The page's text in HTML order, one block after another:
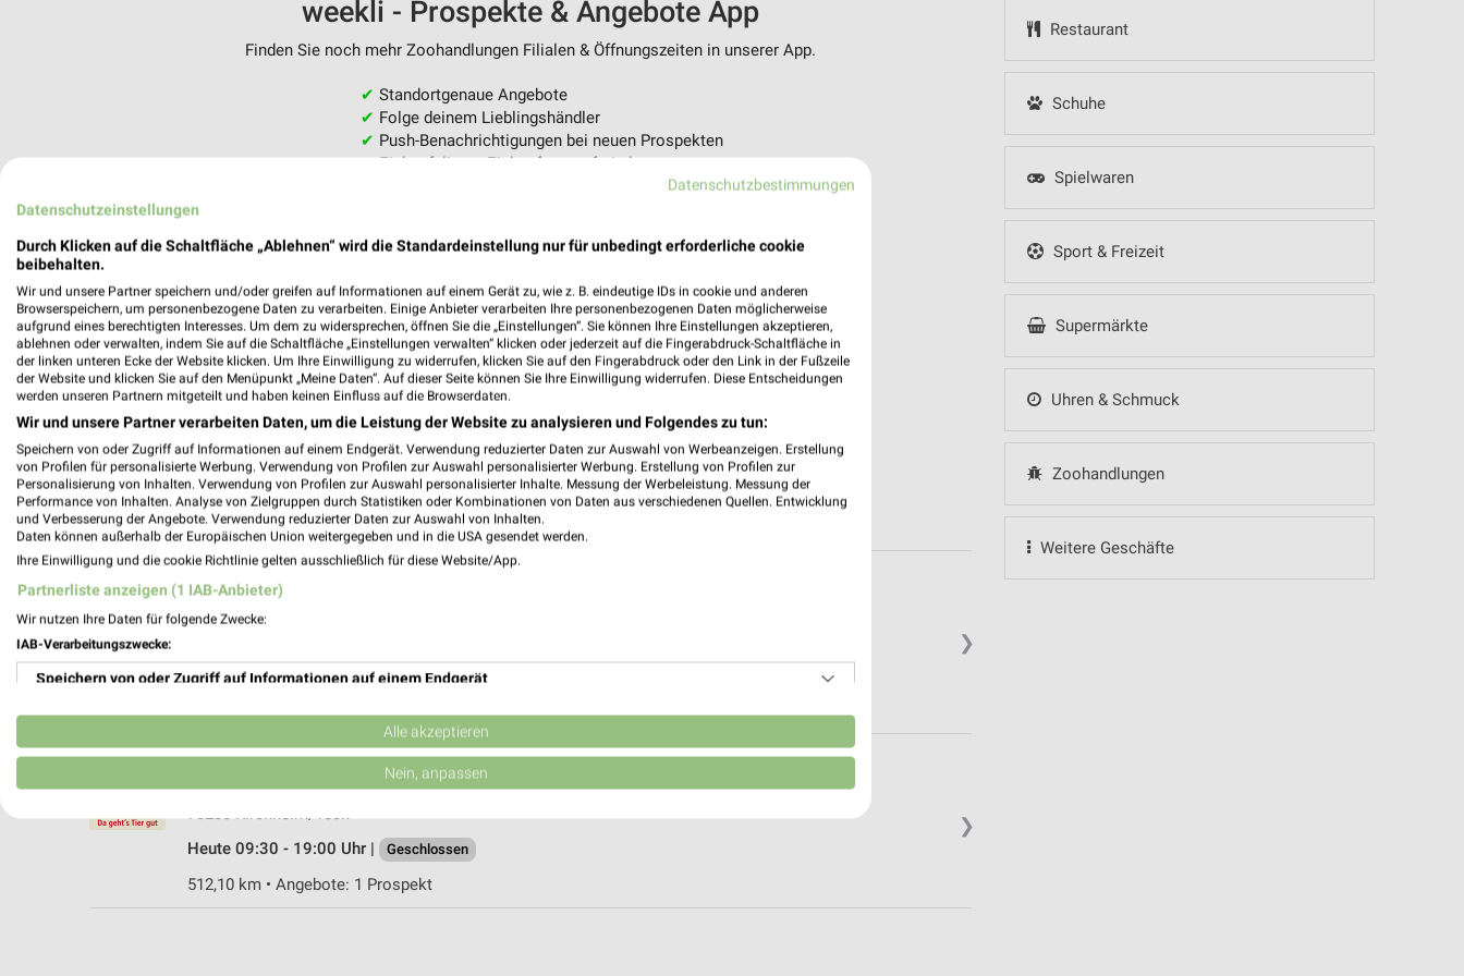
Restaurant
Schuhe
Spielwaren
Sport & Freizeit
Supermärkte
Uhren & Schmuck
Zoohandlungen
Weitere Geschäfte
weekli - Prospekte & Angebote App
Finden Sie noch mehr Zoohandlungen Filialen & Öffnungszeiten in unserer App.
✔ Standortgenaue Angebote
✔ Folge deinem Lieblingshändler
✔ Push-Benachrichtigungen bei neuen Prospekten
✔Einkaufsliste - Einkauf stressfrei planen
❯
Fressnapf Metzingen
72555 Metzingen
Heute 09:00 - 20:00 Uhr | Geschlossen
❯
ZOO & Co. Kirchheim Kirchheim/Teck
Schlierbacher Str. 66
73230 Kirchheim/Teck
Heute 09:30 - 19:00 Uhr |
Geschlossen
512,10 km • Angebote: 1 Prospekt
Datenschutzbestimmungen
Datenschutzeinstellungen
Durch Klicken auf die Schaltfläche „Ablehnen“ wird die Standardeinstellung nur für unbedingt erforderliche cookie
beibehalten.
Wir und unsere Partner speichern und/oder greifen auf Informationen auf einem Gerät zu, wie z. B. eindeutige IDs in cookie und anderen
Browserspeichern, um personenbezogene Daten zu verarbeiten. Einige Anbieter verarbeiten Ihre personenbezogenen Daten möglicherweise
aufgrund eines berechtigten Interesses. Um dem zu widersprechen, öffnen Sie die „Einstellungen“. Sie können Ihre Einstellungen akzeptieren,
ablehnen oder verwalten, indem Sie auf die Schaltfläche „Einstellungen verwalten“ klicken oder jederzeit auf die Fingerabdruck-Schaltfläche in
der linken unteren Ecke der Website klicken. Um Ihre Einwilligung zu widerrufen, klicken Sie auf den Fingerabdruck oder den Link in der Fußzeile
der Website und klicken Sie auf den Menüpunkt „Meine Daten“. Auf dieser Seite können Sie Ihre Einwilligung widerrufen. Diese Entscheidungen
werden unseren Partnern mitgeteilt und haben keinen Einfluss auf die Browserdaten.
Wir und unsere Partner verarbeiten Daten, um die Leistung der Website zu analysieren und Folgendes zu tun:
Speichern von oder Zugriff auf Informationen auf einem Endgerät. Verwendung reduzierter Daten zur Auswahl von Werbeanzeigen. Erstellung
von Profilen für personalisierte Werbung. Verwendung von Profilen zur Auswahl personalisierter Werbung. Erstellung von Profilen zur
Personalisierung von Inhalten. Verwendung von Profilen zur Auswahl personalisierter Inhalte. Messung der Werbeleistung. Messung der
Performance von Inhalten. Analyse von Zielgruppen durch Statistiken oder Kombinationen von Daten aus verschiedenen Quellen. Entwicklung
und Verbesserung der Angebote. Verwendung reduzierter Daten zur Auswahl von Inhalten.
Daten können außerhalb der Europäischen Union weitergegeben und in die USA gesendet werden.
Ihre Einwilligung und die cookie Richtlinie gelten ausschließlich für diese Website/App.
Partnerliste anzeigen (1 IAB-Anbieter)
Wir nutzen Ihre Daten für folgende Zwecke:
IAB-Verarbeitungszwecke:
Speichern von oder Zugriff auf Informationen auf einem Endgerät
Verwendung reduzierter Daten zur Auswahl von Werbeanzeigen
Erstellung von Profilen für personalisierte Werbung
Erstellung von Profilen zur Personalisierung von Inhalten
Alle akzeptieren
Nein, anpassen